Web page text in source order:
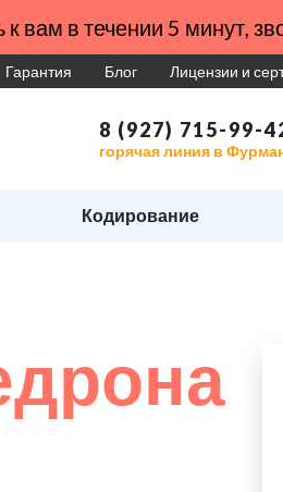
вам в течении 5 минут,
Гарантия Блог Лицензии и
8 (927) 715-99-
горячая линия в
Кодирование